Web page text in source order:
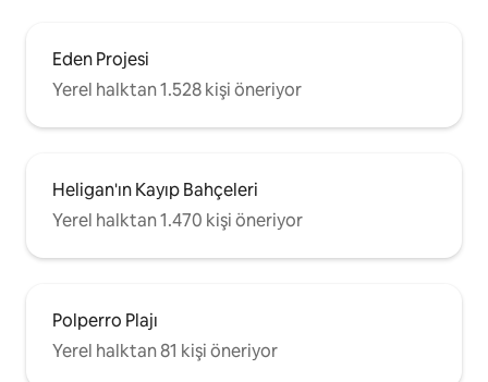
Eden Projesi
Yerel halktan 1.528 kişi öneriyor
Heligan'ın Kayıp Bahçeleri
Yerel halktan 1.470 kişi öneriyor
Polperro Plajı
Yerel halktan 81 kişi öneriyor